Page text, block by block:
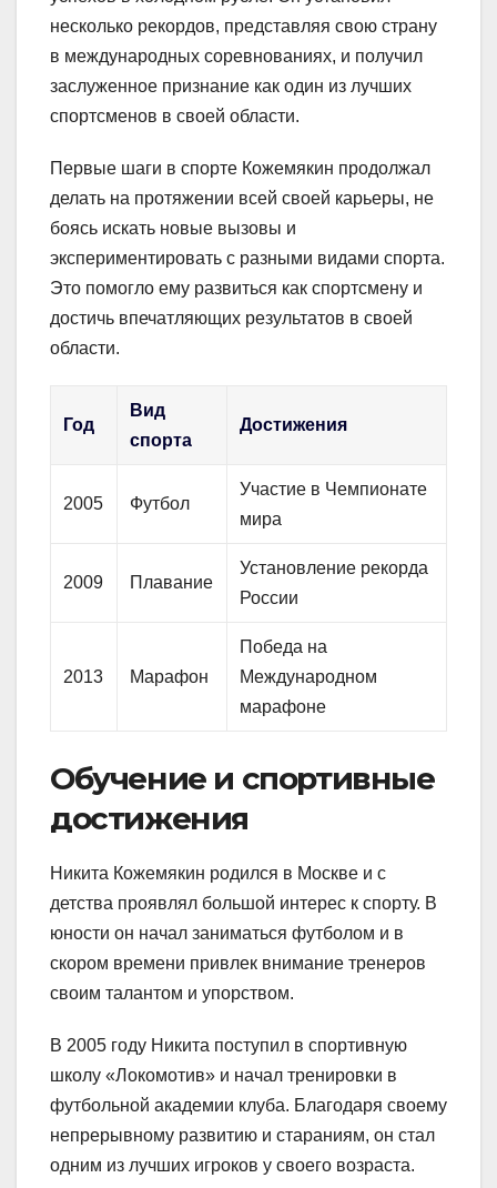
несколько рекордов, представляя свою страну
в международных соревнованиях, и получил
заслуженное признание как один из лучших
спортсменов в своей области.
Первые шаги в спорте Кожемякин продолжал
делать на протяжении всей своей карьеры, не
боясь искать новые вызовы и
экспериментировать с разными видами спорта.
Это помогло ему развиться как спортсмену и
достичь впечатляющих результатов в своей
области.
Год
Вид
спорта
Достижения
2005 Футбол
Участие в Чемпионате
мира
2009 Плавание
Установление рекорда
России
2013 Марафон
Победа на
Международном
марафоне
Обучение и спортивные
достижения
Никита Кожемякин родился в Москве и с
детства проявлял большой интерес к спорту. В
юности он начал заниматься футболом и в
скором времени привлек внимание тренеров
своим талантом и упорством.
В 2005 году Никита поступил в спортивную
школу «Локомотив» и начал тренировки в
футбольной академии клуба. Благодаря своему
непрерывному развитию и стараниям, он стал
одним из лучших игроков у своего возраста.